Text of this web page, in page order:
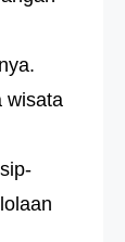
wisata